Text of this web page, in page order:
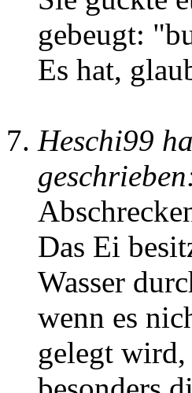
gebeugt:
Es hat,
Heschi99
Das Ei
Wasser
wenn es
gelegt